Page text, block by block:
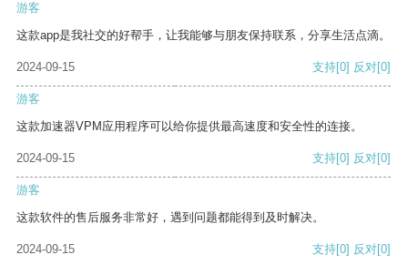
游客
这款app是我社交的好帮手，让我能够与朋友保持联系，分享生活点滴。
2024-09-15 支持[0] 反对[0]
游客
这款加速器VPM应用程序可以给你提供最高速度和安全性的连接。
2024-09-15 支持[0] 反对[0]
游客
这款软件的售后服务非常好，遇到问题都能得到及时解决。
2024-09-15 支持[0] 反对[0]